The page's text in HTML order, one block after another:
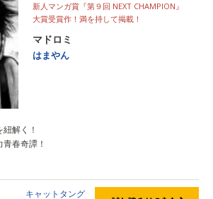
新人マンガ賞『第９回 NEXT CHAMPION』
大賞受賞作！満を持して掲載！
マドロミ
はまやん
解く！
春奇譚！
キャットタング